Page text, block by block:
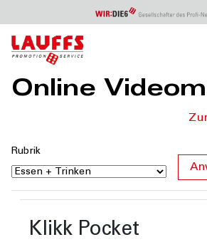
Online
Rubrik
Klikk Pocket